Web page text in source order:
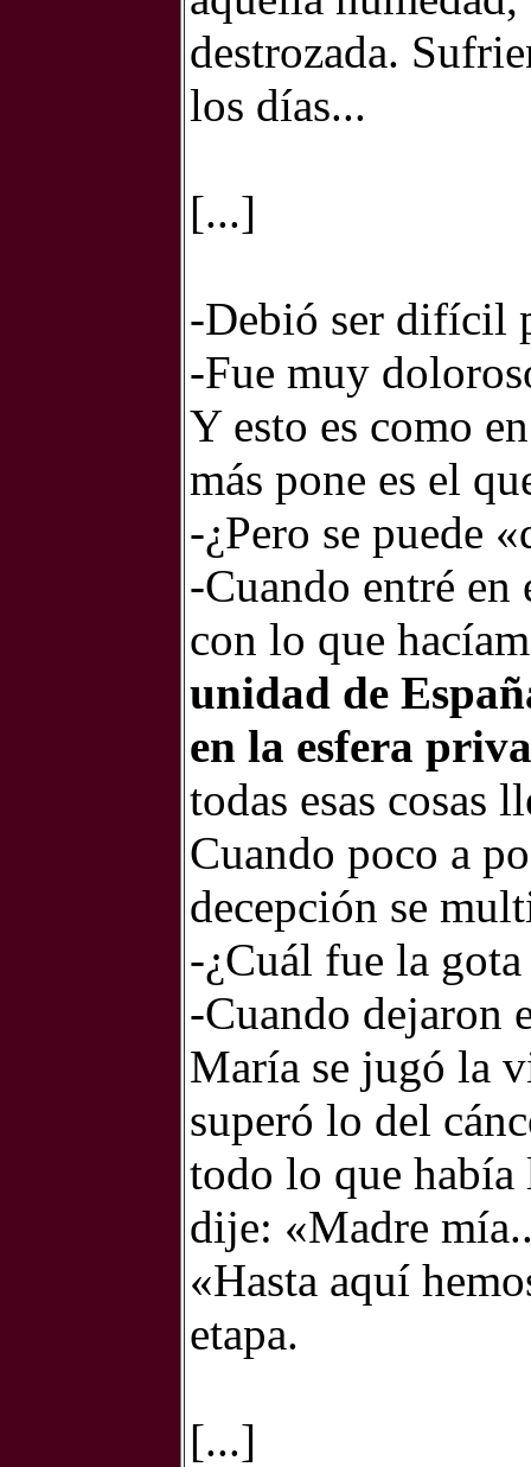
destrozada.
los días...
[...]
-Debió ser difícil
-Fue muy
Y esto es como
más pone es el
-¿Pero se puede
-Cuando entré en
con lo que
unidad de
en la esfera
todas esas cosas
Cuando poco a
decepción se
-¿Cuál fue la
-Cuando dejaron
María se jugó la
superó lo del
todo lo que había
dije: «Madre
«Hasta aquí
etapa.
[...]